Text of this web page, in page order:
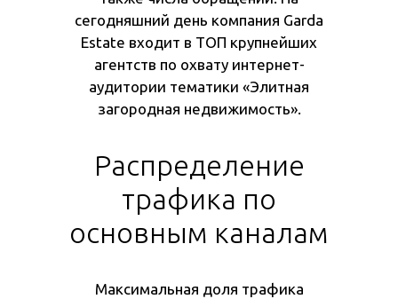
сегодняшний день компания Garda
Estate входит в ТОП крупнейших
агентств по охвату интернет-
аудитории тематики «Элитная
загородная недвижимость».
Распределение
трафика по
основным каналам
Максимальная доля трафика